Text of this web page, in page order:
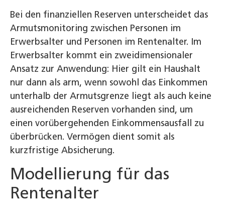
Bei den finanziellen Reserven unterscheidet das
Armutsmonitoring zwischen Personen im
Erwerbsalter und Personen im Rentenalter. Im
Erwerbsalter kommt ein zweidimensionaler
Ansatz zur Anwendung: Hier gilt ein Haushalt
nur dann als arm, wenn sowohl das Einkommen
unterhalb der Armutsgrenze liegt als auch keine
ausreichenden Reserven vorhanden sind, um
einen vorübergehenden Einkommensausfall zu
überbrücken. Vermögen dient somit als
kurzfristige Absicherung.
Modellierung für das
Rentenalter